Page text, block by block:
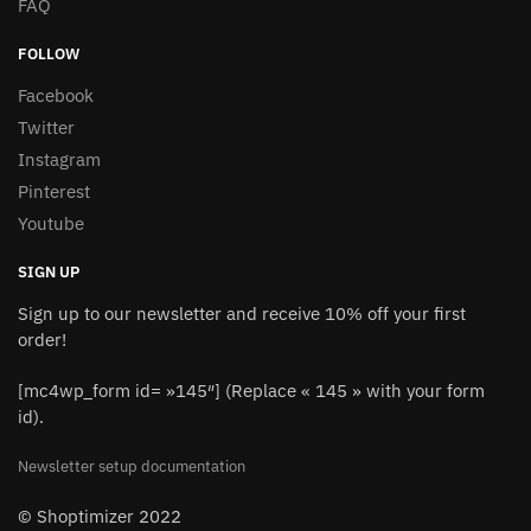
FAQ
FOLLOW
Facebook
Twitter
Instagram
Pinterest
Youtube
SIGN UP
Sign up to our newsletter and receive 10% off your first
order!
[mc4wp_form id= »145″] (Replace « 145 » with your form
id).
Newsletter setup documentation
© Shoptimizer 2022